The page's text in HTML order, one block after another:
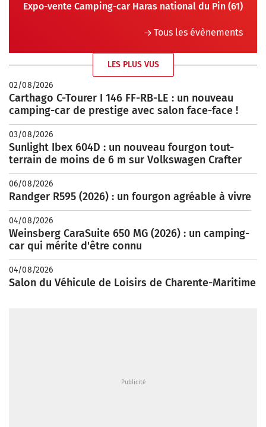
Expo-vente Camping-car Haras national du Pin (61)
Tous les évènements
LES PLUS VUS
02/08/2026
Carthago C-Tourer I 146 FF-RB-LE : un nouveau
camping-car de prestige avec salon face-face !
03/08/2026
Sunlight Ibex 604D : un nouveau fourgon tout-
terrain de moins de 6 m sur Volkswagen Crafter
06/08/2026
Randger R595 (2026) : un fourgon agréable à vivre
04/08/2026
Weinsberg CaraSuite 650 MG (2026) : un camping-
car qui mérite d'être connu
04/08/2026
Salon du Véhicule de Loisirs de Charente-Maritime